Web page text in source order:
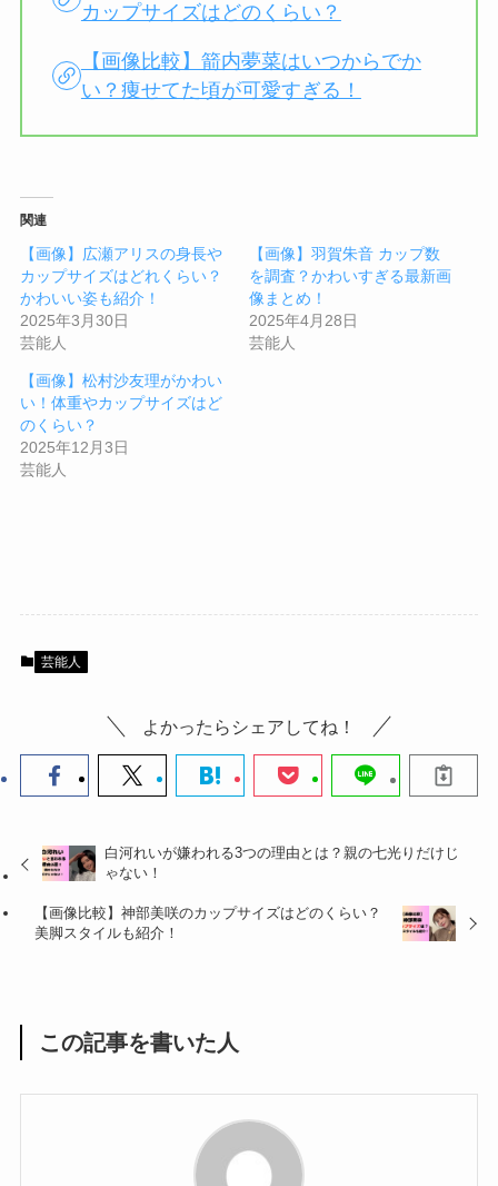
カップサイズはどのくらい？
【画像比較】箭内夢菜はいつからでか
い？痩せてた頃が可愛すぎる！
関連
【画像】広瀬アリスの身長や
カップサイズはどれくらい？
かわいい姿も紹介！
2025年3月30日
芸能人
【画像】羽賀朱音 カップ数
を調査？かわいすぎる最新画
像まとめ！
2025年4月28日
芸能人
【画像】松村沙友理がかわい
い！体重やカップサイズはど
のくらい？
2025年12月3日
芸能人
芸能人
よかったらシェアしてね！
白河れいが嫌われる3つの理由とは？親の七光りだけじ
ゃない！
【画像比較】神部美咲のカップサイズはどのくらい？
美脚スタイルも紹介！
この記事を書いた人